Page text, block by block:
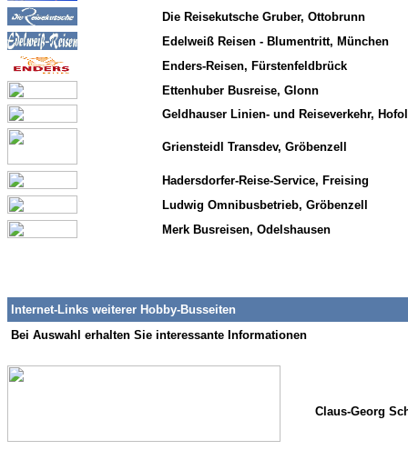
Die Reisekutsche Gruber, Ottobrunn
Edelweiß Reisen - Blumentritt, München
Enders-Reisen, Fürstenfeldbrück
Ettenhuber Busreise, Glonn
Geldhauser Linien- und Reiseverkehr,
Griensteidl Transdev, Gröbenzell
Hadersdorfer-Reise-Service, Freising
Ludwig Omnibusbetrieb, Gröbenzell
Merk Busreisen, Odelshausen
Internet-Links weiterer Hobby-Busseiten
Bei Auswahl erhalten Sie interessante Informationen
Claus-Georg